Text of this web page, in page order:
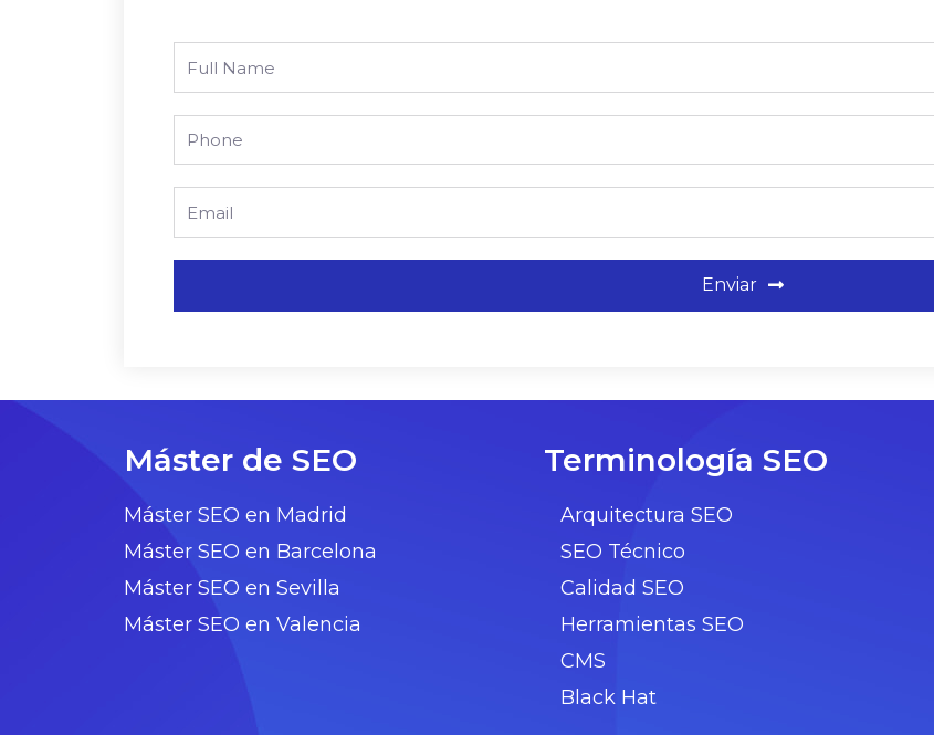
Full
Name
Phone
Email
Enviar
Máster de SEO
Máster SEO en Madrid
Máster SEO en Barcelona
Máster SEO en Sevilla
Máster SEO en Valencia
Terminología SEO
Arquitectura SEO
SEO Técnico
Calidad SEO
Herramientas SEO
CMS
Black Hat